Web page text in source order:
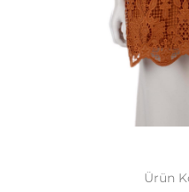
Ürün